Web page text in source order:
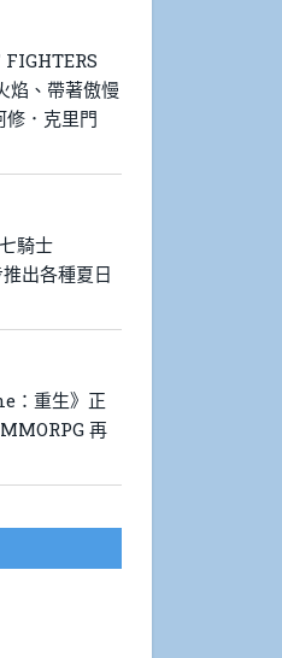
FIGHTERS
焰、帶著傲慢
修．克里門
騎士
出各種夏日
：重生》正
再